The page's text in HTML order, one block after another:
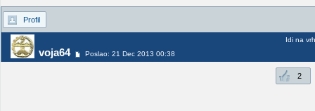
Profil
voja64 Poslao: 21 Dec 2013 00:38
Idi na vrh
2